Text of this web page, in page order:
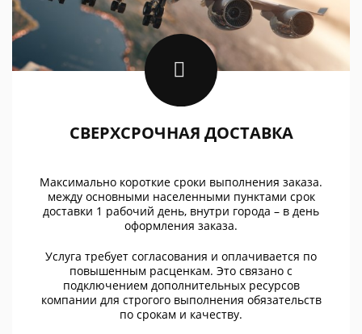
СВЕРХСРОЧНАЯ ДОСТАВКА
Максимально короткие сроки выполнения заказа.
между основными населенными пунктами срок
доставки 1 рабочий день, внутри города – в день
оформления заказа.
Услуга требует согласования и оплачивается по
повышенным расценкам. Это связано с
подключением дополнительных ресурсов
компании для строгого выполнения обязательств
по срокам и качеству.